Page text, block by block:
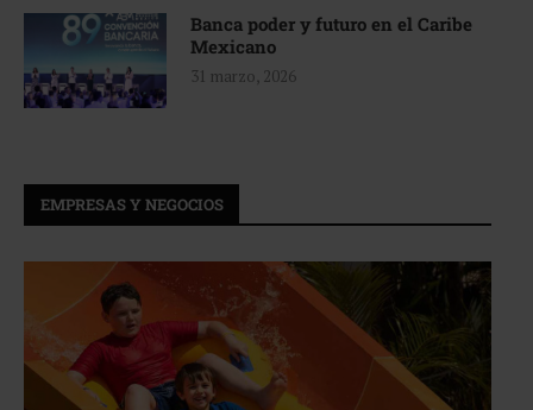
Banca poder y futuro en el Caribe
Mexicano
31 marzo, 2026
EMPRESAS Y NEGOCIOS